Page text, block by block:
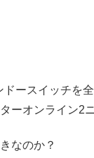
ースイッチを
ーオンライン2
なのか？